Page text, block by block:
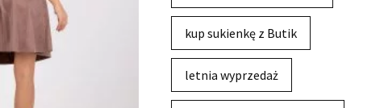
kup sukienkę z Butik
letnia wyprzedaż